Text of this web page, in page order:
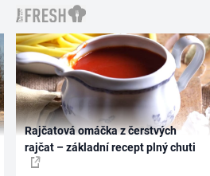
Rajčatová omáčka z čerstvých
rajčat – základní recept plný chuti